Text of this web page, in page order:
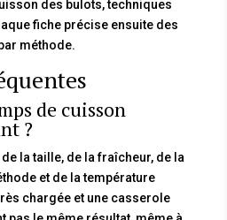
des bulots, techniques
fiche précise ensuite des
méthode.
de cuisson
?
la taille, de la fraîcheur, de la
et de la température
chargée et une casserole